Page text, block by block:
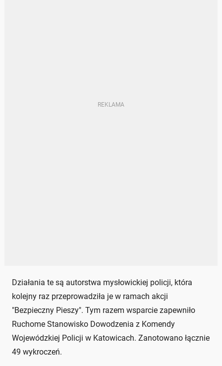
Działania te są autorstwa mysłowickiej policji, która
kolejny raz przeprowadziła je w ramach akcji
"Bezpieczny Pieszy". Tym razem wsparcie zapewniło
Ruchome Stanowisko Dowodzenia z Komendy
Wojewódzkiej Policji w Katowicach. Zanotowano łącznie
49 wykroczeń.